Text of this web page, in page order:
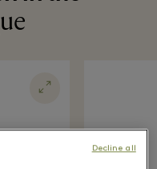
Decline all